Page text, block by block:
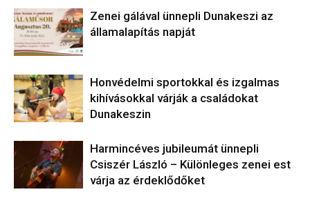
Zenei gálával ünnepli Dunakeszi az
államalapítás napját
Honvédelmi sportokkal és izgalmas
kihívásokkal várják a családokat
Dunakeszin
Harmincéves jubileumát ünnepli
Csiszér László – Különleges zenei est
várja az érdeklődőket